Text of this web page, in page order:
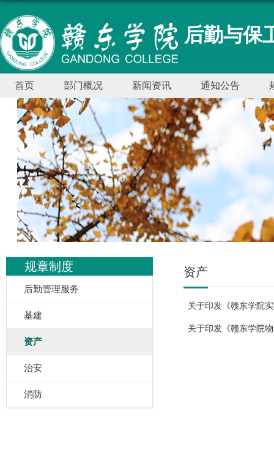
后勤与保
首页 部门概况 新闻资讯 通知公告
规章制度
后勤管理服务
基建
资产
治安
消防
资产
关于印发《赣东学院
关于印发《赣东学院